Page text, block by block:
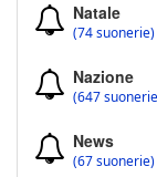
Natale
(74 suonerie)
Nazione
(647
News
(67 suonerie)